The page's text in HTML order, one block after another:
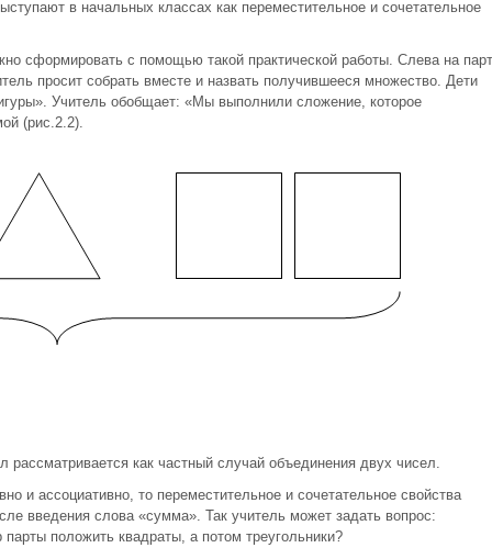
в начальных классах как переместительное и сочетательное
сформировать с помощью такой практической работы. Слева на
просит собрать вместе и назвать получившееся множество. Дети
Учитель обобщает: «Мы выполнили сложение, которое
(рис.2.2).
как частный случай объединения двух чисел.
и ассоциативно, то переместительное и сочетательное свойства
введения слова «сумма». Так учитель может задать вопрос:
положить квадраты, а потом треугольники?